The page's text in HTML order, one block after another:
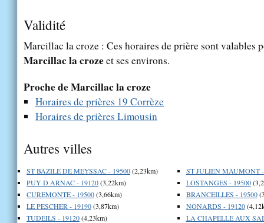
Validité
Marcillac la croze : Ces horaires de prière sont valables
Marcillac la crozeet ses environs.
Proche de Marcillac la croze
Horaires de prières 19 Corrèze
Horaires de prières Limousin
Autres villes
ST BAZILE DE MEYSSAC - 19500(2,23km)
PUY D ARNAC - 19120(3,22km)
CUREMONTE - 19500(3,66km)
LE PESCHER - 19190(3,87km)
TUDEILS - 19120(4,23km)
ST JULIEN MAUMONT -
LOSTANGES - 19500
BRANCEILLES - 19500
NONARDS - 19120
LA CHAPELLE AUX